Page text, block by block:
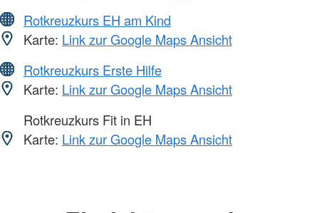
Rotkreuzkurs EH am Kind
Karte: Link zur Google Maps Ansicht
Rotkreuzkurs Erste Hilfe
Karte: Link zur Google Maps Ansicht
Rotkreuzkurs Fit in EH
Karte: Link zur Google Maps Ansicht